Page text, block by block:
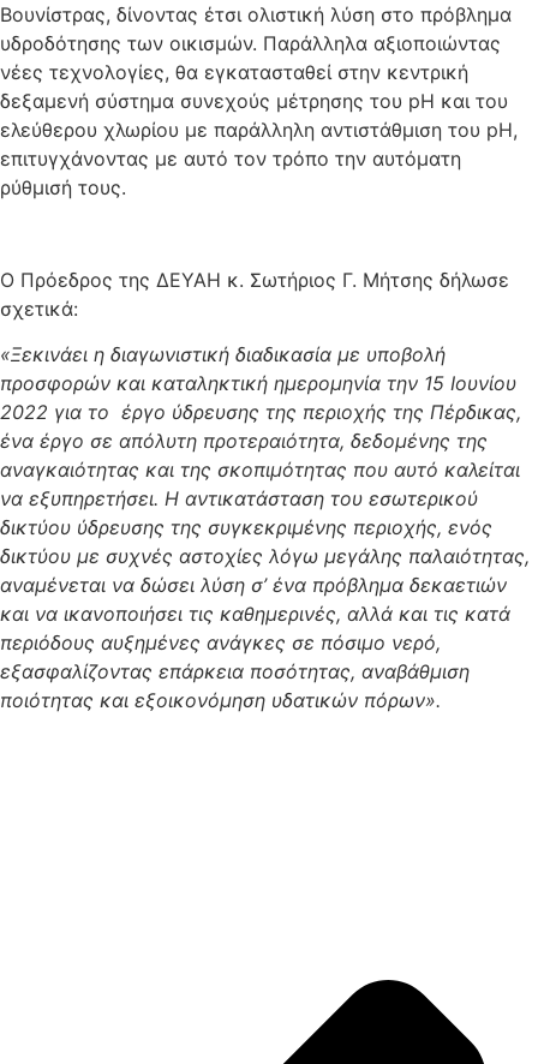
Βουνίστρας, δίνοντας έτσι ολιστική λύση στο πρόβλημα
υδροδότησης των οικισμών. Παράλληλα αξιοποιώντας
νέες τεχνολογίες, θα εγκατασταθεί στην κεντρική
δεξαμενή σύστημα συνεχούς μέτρησης του pH και του
ελεύθερου χλωρίου με παράλληλη αντιστάθμιση του pH,
επιτυγχάνοντας με αυτό τον τρόπο την αυτόματη
ρύθμισή τους.
Ο Πρόεδρος της ΔΕΥΑΗ κ. Σωτήριος Γ. Μήτσης δήλωσε
σχετικά:
«Ξεκινάει η διαγωνιστική διαδικασία με υποβολή
προσφορών και καταληκτική ημερομηνία την 15 Ιουνίου
2022 για το έργο ύδρευσης της περιοχής της Πέρδικας,
ένα έργο σε απόλυτη προτεραιότητα, δεδομένης της
αναγκαιότητας και της σκοπιμότητας που αυτό καλείται
να εξυπηρετήσει. Η αντικατάσταση του εσωτερικού
δικτύου ύδρευσης της συγκεκριμένης περιοχής, ενός
δικτύου με συχνές αστοχίες λόγω μεγάλης παλαιότητας,
αναμένεται να δώσει λύση σ’ ένα πρόβλημα δεκαετιών
και να ικανοποιήσει τις καθημερινές, αλλά και τις κατά
περιόδους αυξημένες ανάγκες σε πόσιμο νερό,
εξασφαλίζοντας επάρκεια ποσότητας, αναβάθμιση
ποιότητας και εξοικονόμηση υδατικών πόρων».